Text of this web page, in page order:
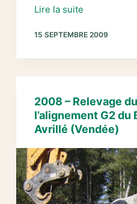
Lire la suiteFouille
petit
dressées
dans
bois
de
Fourgon
à
15 SEPTEMBRE 2009
2008 – Relevage
l’alignement G2 du
Avrillé (Vendée)